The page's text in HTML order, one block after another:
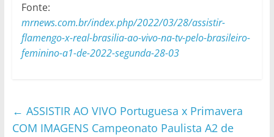
Fonte:
mrnews.com.br/index.php/2022/03/28/assistir-
flamengo-x-real-brasilia-ao-vivo-na-tv-pelo-brasileiro-
feminino-a1-de-2022-segunda-28-03
← ASSISTIR AO VIVO Portuguesa x Primavera
COM IMAGENS Campeonato Paulista A2 de